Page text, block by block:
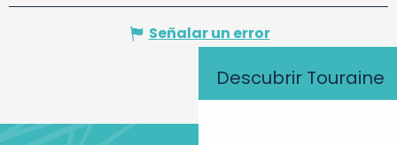
Descubrir Touraine
Señalar un error